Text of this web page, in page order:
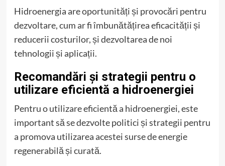
Hidroenergia are oportunități și provocări pentru
dezvoltare, cum ar fi îmbunătățirea eficacității și
reducerii costurilor, și dezvoltarea de noi
tehnologii și aplicații.
Recomandări și strategii pentru o
utilizare eficientă a hidroenergiei
Pentru o utilizare eficientă a hidroenergiei, este
important să se dezvolte politici și strategii pentru
a promova utilizarea acestei surse de energie
regenerabilă și curată.